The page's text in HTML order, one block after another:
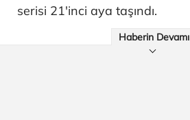
serisi 21'inci aya taşındı.
Haberin Devamı